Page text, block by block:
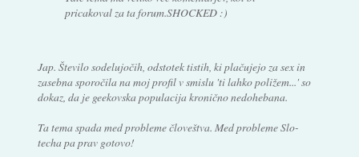
pricakoval za ta forum.SHOCKED :)
Jap. Število sodelujočih, odstotek tistih, ki plačujejo za sex in
zasebna sporočila na moj profil v smislu 'ti lahko poližem...' so
dokaz, da je geekovska populacija kronično nedohebana.
Ta tema spada med probleme človeštva. Med probleme Slo-
techa pa prav gotovo!